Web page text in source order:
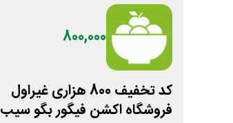
800,000
کد تخفیف 800 هزاری غیراول
فروشگاه اکشن فیگور بگو سیب